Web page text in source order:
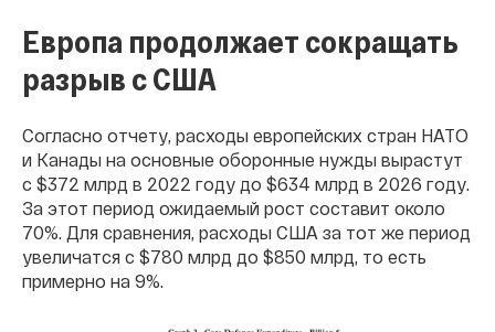
Европа продолжает сокращать
разрыв с США
Согласно отчету, расходы европейских стран НАТО
и Канады на основные оборонные нужды вырастут
с $372 млрд в 2022 году до $634 млрд в 2026 году.
За этот период ожидаемый рост составит около
70%. Для сравнения, расходы США за тот же период
увеличатся с $780 млрд до $850 млрд, то есть
примерно на 9%.